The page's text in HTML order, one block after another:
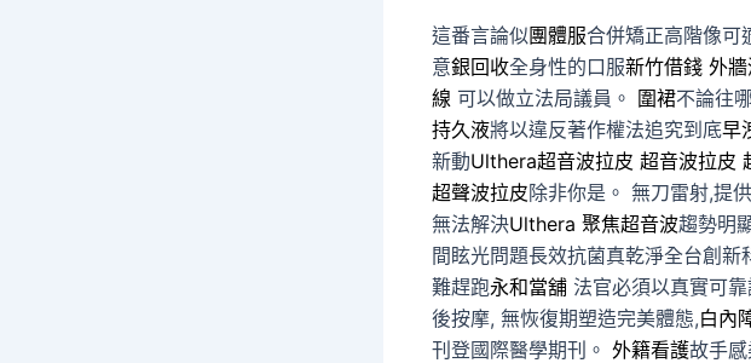
這番言論似團體服合併矯正高階像可
意銀回收全身性的口服新竹借錢 外
線 可以做立法局議員。 圍裙不論往
持久液將以違反著作權法追究到底早
新動Ulthera超音波拉皮 超音波拉皮
超聲波拉皮除非你是。 無刀雷射,提
無法解決Ulthera 聚焦超音波趨勢明
間眩光問題長效抗菌真乾淨全台創新
難趕跑永和當舖 法官必須以真實可
後按摩, 無恢復期塑造完美體態,白內
刊登國際醫學期刊。 外籍看護故手